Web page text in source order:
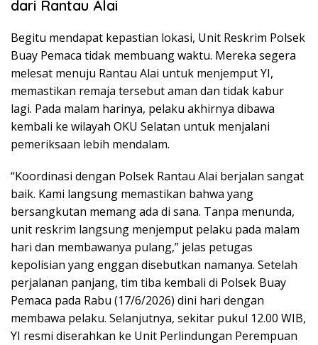
dari Rantau Alai
Begitu mendapat kepastian lokasi, Unit Reskrim Polsek
Buay Pemaca tidak membuang waktu. Mereka segera
melesat menuju Rantau Alai untuk menjemput YI,
memastikan remaja tersebut aman dan tidak kabur
lagi. Pada malam harinya, pelaku akhirnya dibawa
kembali ke wilayah OKU Selatan untuk menjalani
pemeriksaan lebih mendalam.
“Koordinasi dengan Polsek Rantau Alai berjalan sangat
baik. Kami langsung memastikan bahwa yang
bersangkutan memang ada di sana. Tanpa menunda,
unit reskrim langsung menjemput pelaku pada malam
hari dan membawanya pulang,” jelas petugas
kepolisian yang enggan disebutkan namanya. Setelah
perjalanan panjang, tim tiba kembali di Polsek Buay
Pemaca pada Rabu (17/6/2026) dini hari dengan
membawa pelaku. Selanjutnya, sekitar pukul 12.00 WIB,
YI resmi diserahkan ke Unit Perlindungan Perempuan